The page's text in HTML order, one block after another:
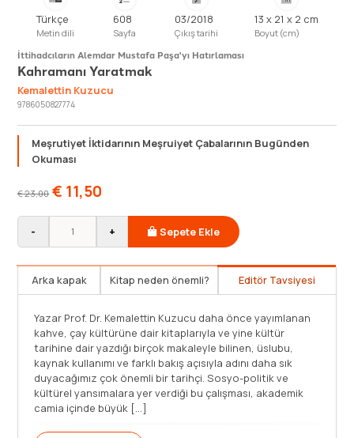
Türkçe
Metin dili
608
Sayfa
03/2018
Çıkış tarihi
13 x 21 x 2 cm
Boyut (cm)
İttihadcıların Alemdar Mustafa Paşa'yı Hatırlaması
Kahramanı Yaratmak
Kemalettin Kuzucu
9786050827774
Meşrutiyet İktidarının Meşruiyet Çabalarının Bugünden
Okuması
€23,00 € 11,50
- + Sepete Ekle
Arka kapak Kitap neden önemli? Editör Tavsiyesi
Yaptığı kültür tarihi çalışmalarıyla bilinen Prof. Dr.
Kemalettin Kuzucu, İttihat ve Terakki döneminde Alemdar
Mustafa Paşa’nın ölümünden 103 yıl sonra kemiklerinin
taşınması amacıyla düzenlenen ihtifal programı ile bunun
sosyo-politik ve kültürel yansımalarını anlatan çok orijinal
bir çalışmaya imza attı. Yazıldığı günden beri çok ses
getiren bu [...]